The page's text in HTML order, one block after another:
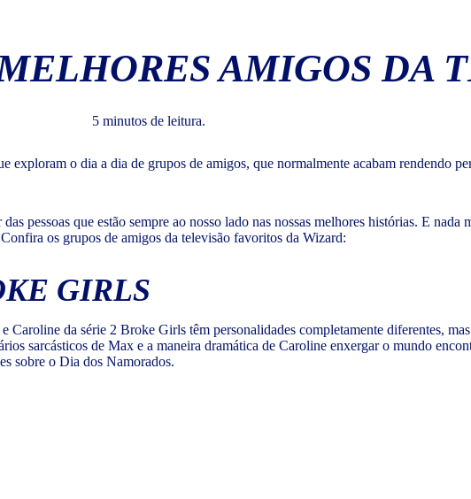
AMIGOS DA
5 minutos de leitura.
exploram o dia a dia de grupos de amigos, que normalmente acabam rendendo
pessoas que estão sempre ao nosso lado nas nossas melhores histórias. E nada
os grupos de amigos da televisão favoritos da Wizard:
GIRLS
da série 2 Broke Girls têm personalidades completamente diferentes,
sarcásticos de Max e a maneira dramática de Caroline enxergar o mundo
sobre o Dia dos Namorados.